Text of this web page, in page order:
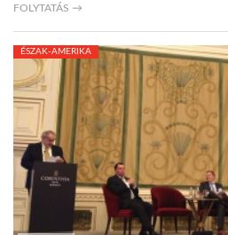
FOLYTATÁS →
ÉSZAK-AMERIKA